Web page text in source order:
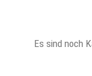
Es sind noch